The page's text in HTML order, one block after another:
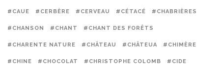
#CAUE #CERBÈRE #CERVEAU #CÉTACÉ #CHABRIÈRES
#CHANSON #CHANT #CHANT DES FORÊTS
#CHARENTE NATURE #CHÂTEAU #CHÂTEUA #CHIMÈRE
#CHINE #CHOCOLAT #CHRISTOPHE COLOMB #CIDE